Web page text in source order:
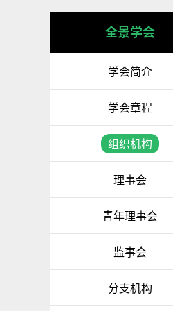
全景学会
学会简介
学会章程
组织机构
理事会
青年理事会
监事会
分支机构